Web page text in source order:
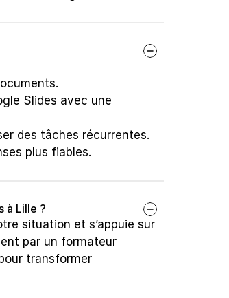
Slides avec une
des tâches récurrentes.
plus fiables.
à Lille ?
situation et s’appuie sur
par un formateur
transformer